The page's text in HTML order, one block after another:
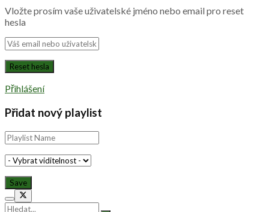
Vložte prosím vaše uživatelské jméno nebo email pro reset
hesla
Přihlášení
Přidat nový playlist